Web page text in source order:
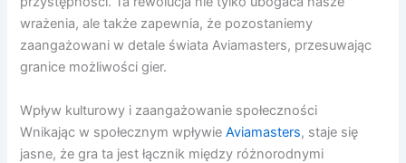
wrażenia, ale także zapewnia, że pozostaniemy
zaangażowani w detale świata Aviamasters, przesuwając
granice możliwości gier.
Wpływ kulturowy i zaangażowanie społeczności
Wnikając w społecznym wpływieAviamasters, staje się
jasne, że gra ta jest łącznik między różnorodnymi